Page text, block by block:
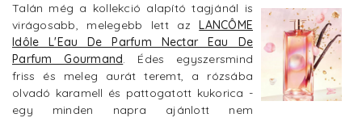
Talán még a kollekció alapító tagjánál is
virágosabb, melegebb lett azLANCÔME
Idôle L'Eau De Parfum Nectar Eau De
Parfum Gourmand. Édes egyszersmind
friss és meleg aurát teremt, a rózsába
olvadó karamell és pattogatott kukorica -
egy minden napra ajánlott nem